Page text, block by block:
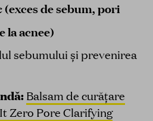
(exces de sebum, pori
la acnee)
sebumului și prevenirea
Balsam de curățare
Zero Pore Clarifying